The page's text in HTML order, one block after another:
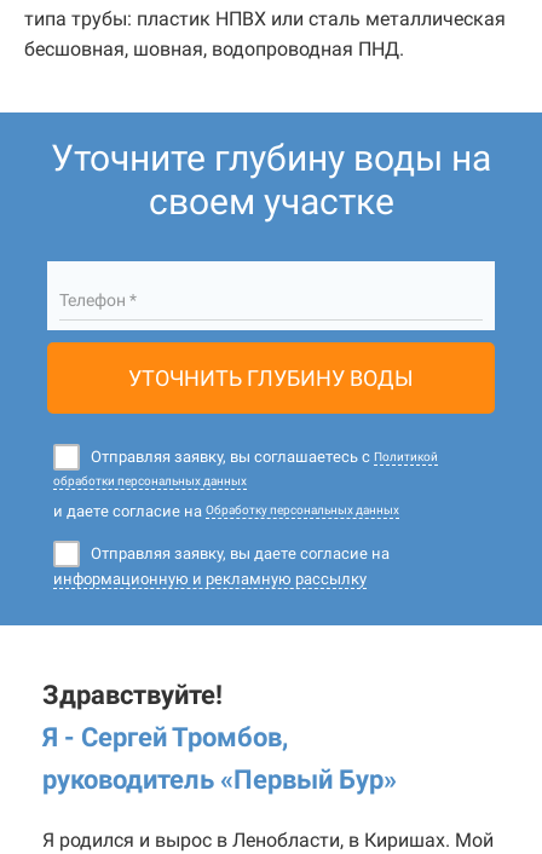
типа трубы: пластик НПВХ или сталь металлическая
бесшовная, шовная, водопроводная ПНД.
Уточните глубину воды на
своем участке
Телефон *
УТОЧНИТЬ ГЛУБИНУ ВОДЫ
Отправляя заявку, вы соглашаетесь с Политикой
обработки персональных данных
и даете согласие на Обработку персональных данных
Отправляя заявку, вы даете согласие на
информационную и рекламную рассылку
Здравствуйте!
Я - Сергей Тромбов,
руководитель «Первый Бур»
Я родился и вырос в Ленобласти, в Киришах. Мой